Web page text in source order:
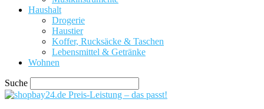
Haushalt
Drogerie
Haustier
Koffer, Rucksäcke & Taschen
Lebensmittel & Getränke
Wohnen
Suche
Preis-Leistung – das passt!